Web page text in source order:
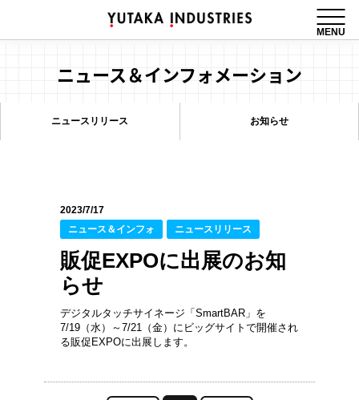
MENU
ニュース＆インフォメーション
ニュースリリース お知らせ
2023/7/17
ニュース＆インフォ
ニュースリリース
販促EXPOに出展のお知
らせ
デジタルタッチサイネージ「SmartBAR」を
7/19（水）～7/21（金）にビッグサイトで開催され
る販促EXPOに出展します。